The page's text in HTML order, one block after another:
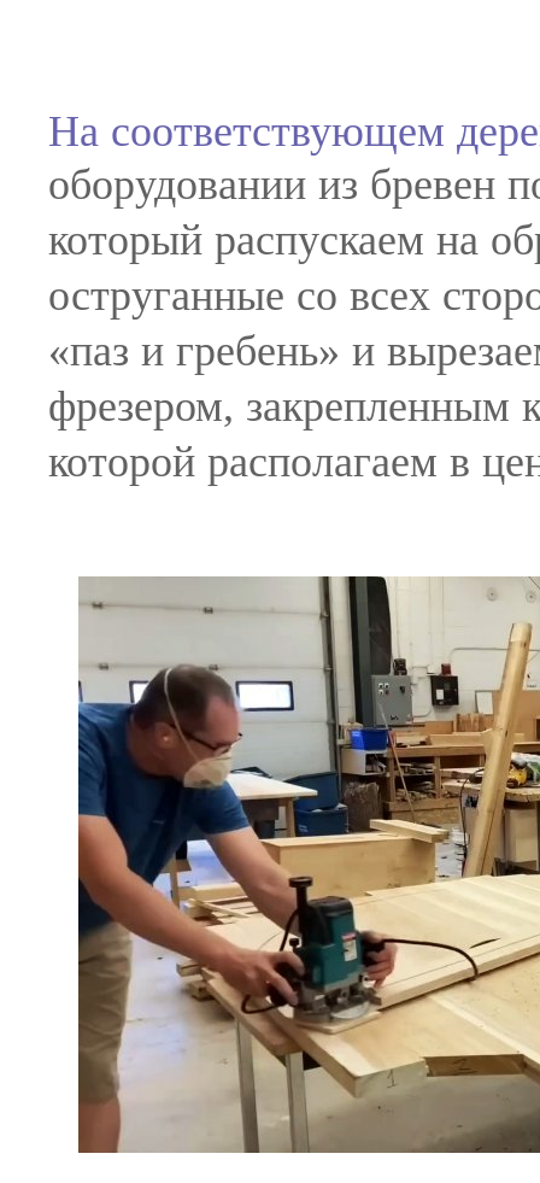
На соответствующем
оборудовании из бревен
который распускаем на
оструганные со всех
«паз и гребень» и
фрезером, закрепленным
которой располагаем в